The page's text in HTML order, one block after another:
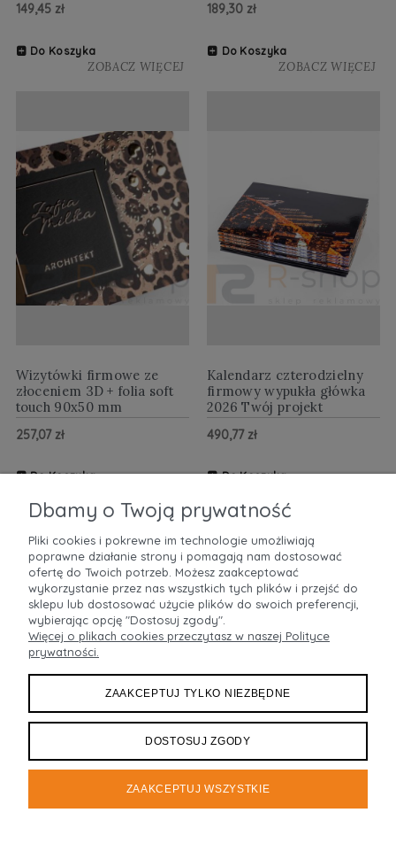
149,45 zł
Do Koszyka
ZOBACZ WIĘCEJ
189,30 zł
Do Koszyka
ZOBACZ WIĘCEJ
Wizytówki firmowe ze
złoceniem 3D + folia soft
touch 90x50 mm
257,07 zł
Do Koszyka
Kalendarz czterodzielny
firmowy wypukła główka
2026 Twój projekt
490,77 zł
Do Koszyka
POMOC
MOJE KONTO
INFORMACJE
O NAS
Dbamy o Twoją prywatność
Pliki cookies i pokrewne im technologie umożliwiają
poprawne działanie strony i pomagają nam dostosować
ofertę do Twoich potrzeb. Możesz zaakceptować
wykorzystanie przez nas wszystkich tych plików i przejść do
sklepu lub dostosować użycie plików do swoich preferencji,
wybierając opcję "Dostosuj zgody".
Więcej o plikach cookies przeczytasz w naszej Polityce
prywatności.
ZAAKCEPTUJ TYLKO NIEZBĘDNE
DOSTOSUJ ZGODY
ZAAKCEPTUJ WSZYSTKIE